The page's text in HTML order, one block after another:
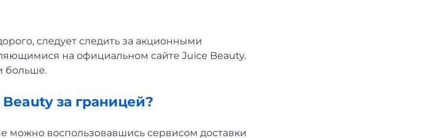
следует следить за акционными
на официальном сайте Juice Beauty.
больше.
за границей?
можно воспользовавшись сервисом доставки